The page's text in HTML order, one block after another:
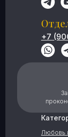
+7
Любовь